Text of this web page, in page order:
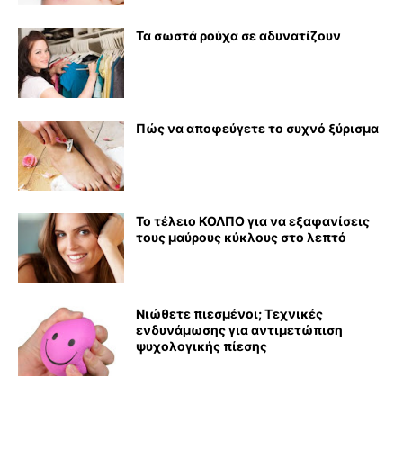
Τα σωστά ρούχα σε αδυνατίζουν
Πώς να αποφεύγετε το συχνό ξύρισμα
Το τέλειο ΚΟΛΠΟ για να εξαφανίσεις
τους μαύρους κύκλους στο λεπτό
Νιώθετε πιεσμένοι; Τεχνικές
ενδυνάμωσης για αντιμετώπιση
ψυχολογικής πίεσης